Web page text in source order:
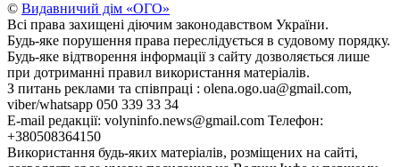
© Видавничий дім «ОГО»
Всі права захищені діючим законодавством України.
Будь-яке порушення права переслідується в судовому порядку.
Будь-яке відтворення інформації з сайту дозволяється лише
при дотриманні правил використання матеріалів.
З питань реклами та співпраці : olena.ogo.ua@gmail.com,
viber/whatsapp 050 339 33 34
E-mail редакції: volyninfo.news@gmail.com Телефон:
+380508364150
Використання будь-яких матеріалів, розміщених на сайті,